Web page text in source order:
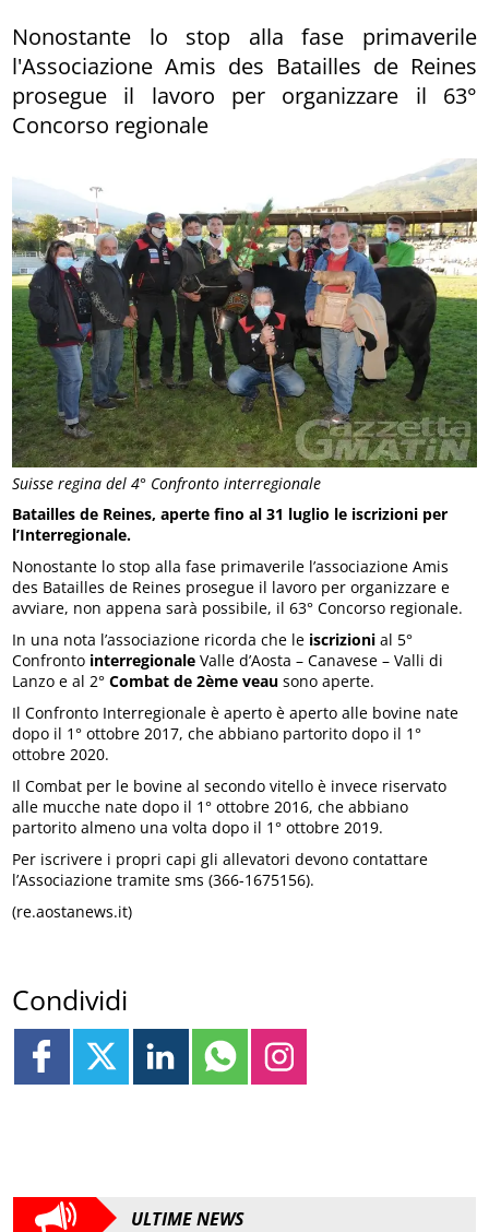
Suisse regina del 4° Confronto interregionale
Nonostante lo stop alla fase primaverile
l'Associazione Amis des Batailles de Reines
prosegue il lavoro per organizzare il 63°
Concorso regionale
Batailles de Reines, aperte fino al 31 luglio le iscrizioni per
l’Interregionale.
Nonostante lo stop alla fase primaverile l’associazione Amis
des Batailles de Reines prosegue il lavoro per organizzare e
avviare, non appena sarà possibile, il 63° Concorso regionale.
In una nota l’associazione ricorda che le iscrizioni al 5°
Confronto interregionale Valle d’Aosta – Canavese – Valli di
Lanzo e al 2°Combat de 2ème veau sono aperte.
Il Confronto Interregionale è aperto è aperto alle bovine nate
dopo il 1° ottobre 2017, che abbiano partorito dopo il 1°
ottobre 2020.
Il Combat per le bovine al secondo vitello è invece riservato
alle mucche nate dopo il 1° ottobre 2016, che abbiano
partorito almeno una volta dopo il 1° ottobre 2019.
Per iscrivere i propri capi gli allevatori devono contattare
l’Associazione tramite sms (366-1675156).
(re.aostanews.it)
Condividi
ULTIME NEWS